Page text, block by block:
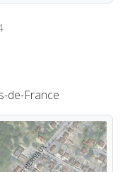
de-France